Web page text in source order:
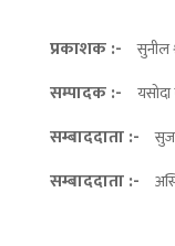
प्रकाशक :- सुनील
सम्पादक :- यसोदा
सम्बाददाता :-
सम्बाददाता :-